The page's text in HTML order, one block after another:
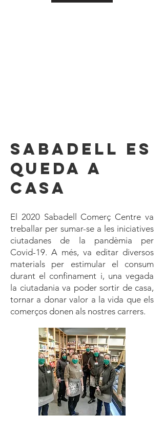
Sabadell es
queda a
casa
El 2020 Sabadell Comerç Centre va
treballar per sumar-se a les iniciatives
ciutadanes de la pandèmia per
Covid-19. A més, va editar diversos
materials per estimular el consum
durant el confinament i, una vegada
la ciutadania va poder sortir de casa,
tornar a donar valor a la vida que els
comerços donen als nostres carrers.